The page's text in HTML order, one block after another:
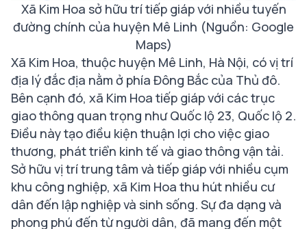
Xã Kim Hoa sở hữu trí tiếp giáp với nhiều tuyến
đường chính của huyện Mê Linh (Nguồn: Google
Maps)
Xã Kim Hoa, thuộc huyện Mê Linh, Hà Nội, có vị trí
địa lý đắc địa nằm ở phía Đông Bắc của Thủ đô.
Bên cạnh đó, xã Kim Hoa tiếp giáp với các trục
giao thông quan trọng như Quốc lộ 23, Quốc lộ 2.
Điều này tạo điều kiện thuận lợi cho việc giao
thương, phát triển kinh tế và giao thông vận tải.
Sở hữu vị trí trung tâm và tiếp giáp với nhiều cụm
khu công nghiệp, xã Kim Hoa thu hút nhiều cư
dân đến lập nghiệp và sinh sống. Sự đa dạng và
phong phú đến từ người dân, đã mang đến một